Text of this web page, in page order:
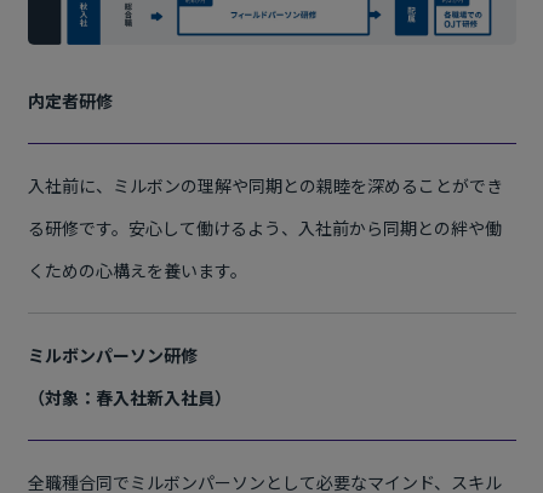
内定者研修
入社前に、ミルボンの理解や同期との親睦を深めることができ
る研修です。安心して働けるよう、入社前から同期との絆や働
くための心構えを養います。
ミルボンパーソン研修
（対象：春入社新入社員）
全職種合同でミルボンパーソンとして必要なマインド、スキル